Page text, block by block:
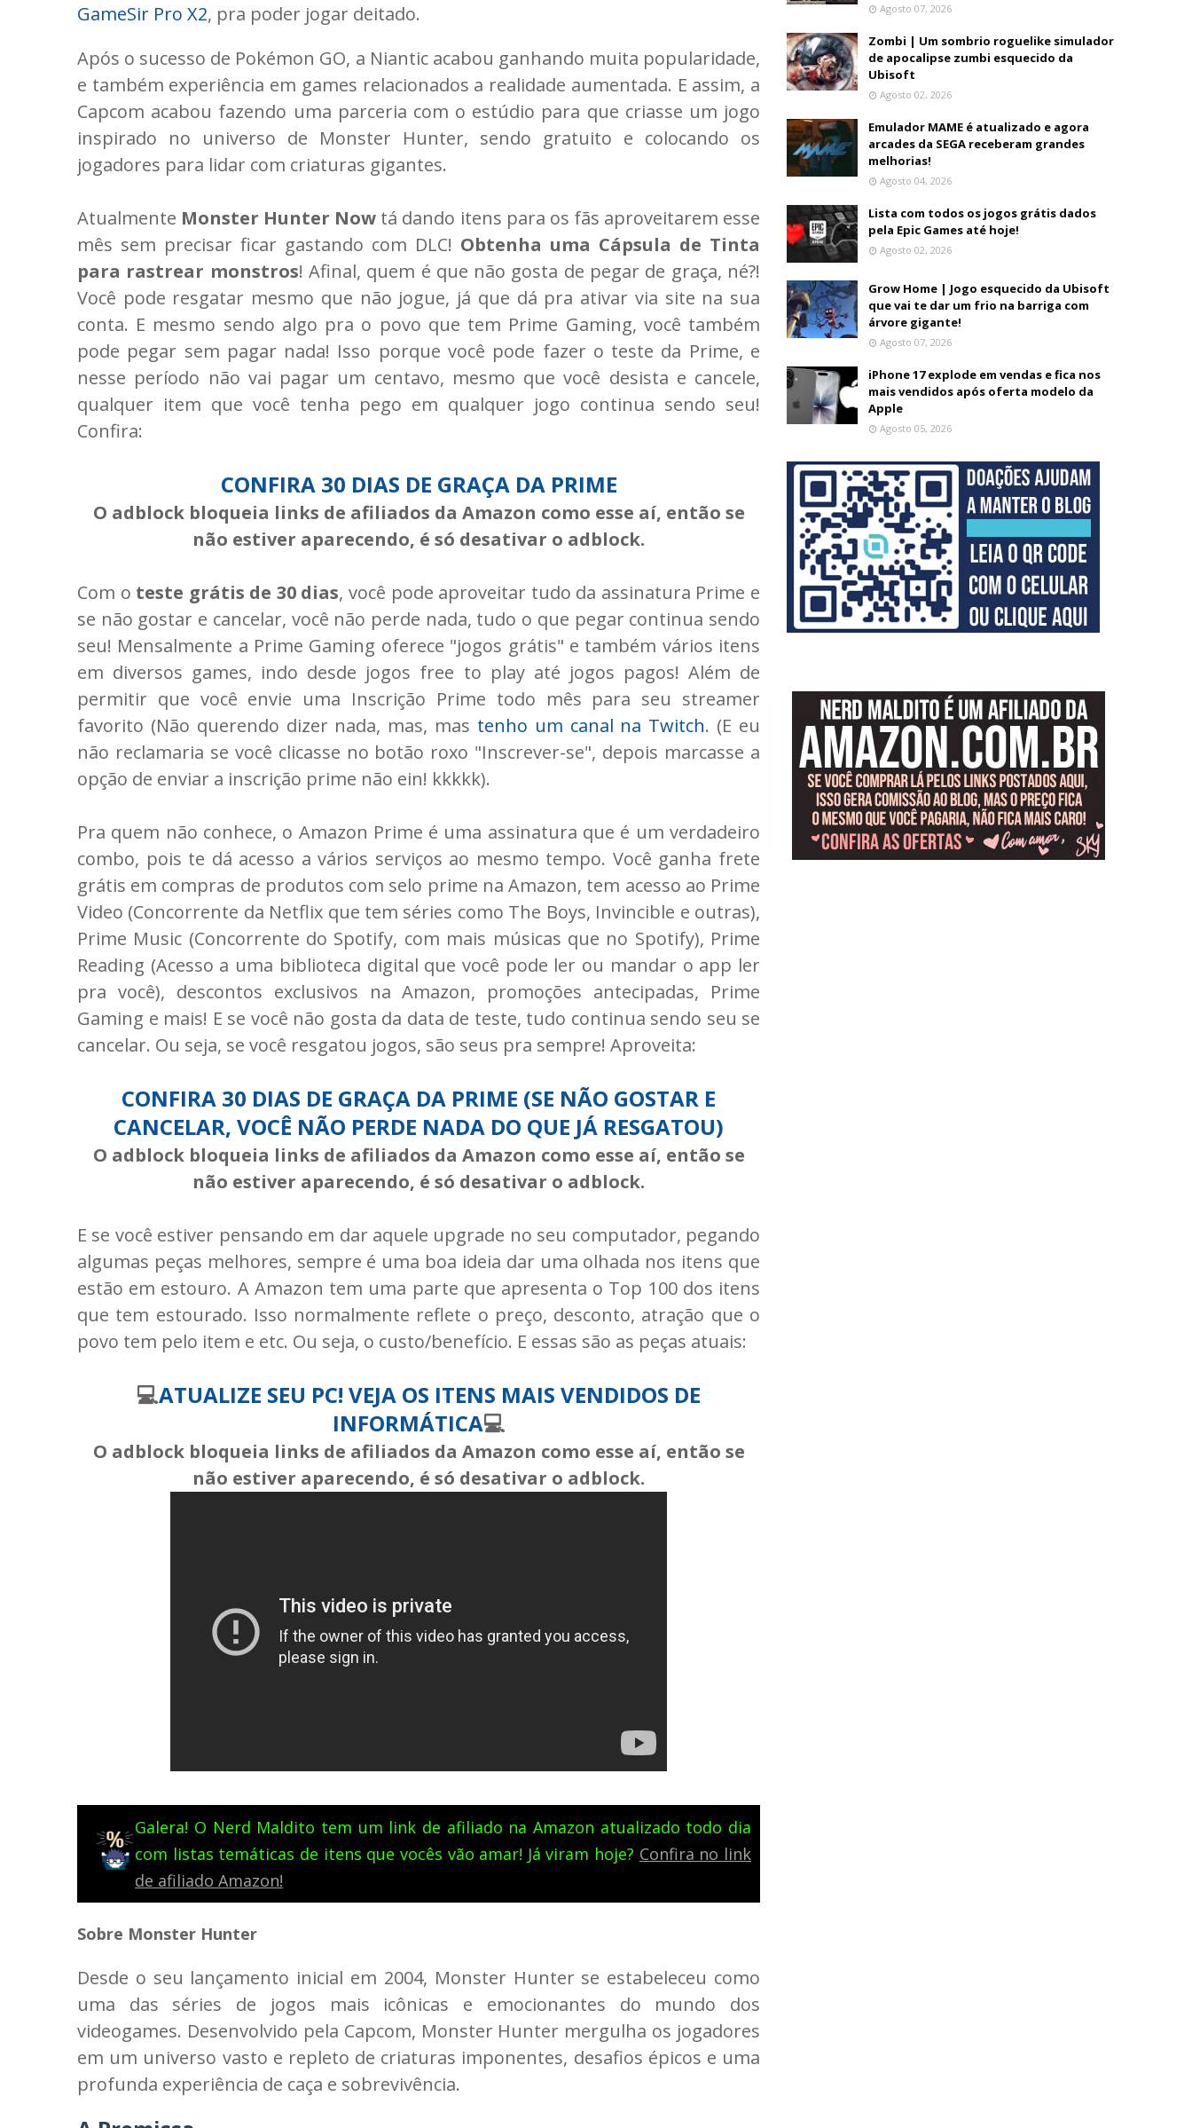
GameSir Pro X2, pra poder jogar deitado.
Após o sucesso de Pokémon GO, a Niantic acabou ganhando muita popularidade,
e também experiência em games relacionados a realidade aumentada. E assim, a
Capcom acabou fazendo uma parceria com o estúdio para que criasse um jogo
inspirado no universo de Monster Hunter, sendo gratuito e colocando os
jogadores para lidar com criaturas gigantes.
Atualmente Monster Hunter Now tá dando itens para os fãs aproveitarem esse
mês sem precisar ficar gastando com DLC! Obtenha uma Cápsula de Tinta
para rastrear monstros! Afinal, quem é que não gosta de pegar de graça, né?!
Você pode resgatar mesmo que não jogue, já que dá pra ativar via site na sua
conta. E mesmo sendo algo pra o povo que tem Prime Gaming, você também
pode pegar sem pagar nada! Isso porque você pode fazer o teste da Prime, e
nesse período não vai pagar um centavo, mesmo que você desista e cancele,
qualquer item que você tenha pego em qualquer jogo continua sendo seu!
Confira:
CONFIRA 30 DIAS DE GRAÇA DA PRIME
O adblock bloqueia links de afiliados da Amazon como esse aí, então se
não estiver aparecendo, é só desativar o adblock.
Com o teste grátis de 30 dias, você pode aproveitar tudo da assinatura Prime e
se não gostar e cancelar, você não perde nada, tudo o que pegar continua sendo
seu! Mensalmente a Prime Gaming oferece "jogos grátis" e também vários itens
em diversos games, indo desde jogos free to play até jogos pagos! Além de
permitir que você envie uma Inscrição Prime todo mês para seu streamer
favorito (Não querendo dizer nada, mas, mas tenho um canal na Twitch. (E eu
não reclamaria se você clicasse no botão roxo "Inscrever-se", depois marcasse a
opção de enviar a inscrição prime não ein! kkkkk).
Pra quem não conhece, o Amazon Prime é uma assinatura que é um verdadeiro
combo, pois te dá acesso a vários serviços ao mesmo tempo. Você ganha frete
grátis em compras de produtos com selo prime na Amazon, tem acesso ao Prime
Video (Concorrente da Netflix que tem séries como The Boys, Invincible e outras),
Prime Music (Concorrente do Spotify, com mais músicas que no Spotify), Prime
Reading (Acesso a uma biblioteca digital que você pode ler ou mandar o app ler
pra você), descontos exclusivos na Amazon, promoções antecipadas, Prime
Gaming e mais! E se você não gosta da data de teste, tudo continua sendo seu se
cancelar. Ou seja, se você resgatou jogos, são seus pra sempre! Aproveita:
CONFIRA 30 DIAS DE GRAÇA DA PRIME (SE NÃO GOSTAR E
CANCELAR, VOCÊ NÃO PERDE NADA DO QUE JÁ RESGATOU)
O adblock bloqueia links de afiliados da Amazon como esse aí, então se
não estiver aparecendo, é só desativar o adblock.
E se você estiver pensando em dar aquele upgrade no seu computador, pegando
algumas peças melhores, sempre é uma boa ideia dar uma olhada nos itens que
estão em estouro. A Amazon tem uma parte que apresenta o Top 100 dos itens
que tem estourado. Isso normalmente reflete o preço, desconto, atração que o
povo tem pelo item e etc. Ou seja, o custo/benefício. E essas são as peças atuais:
💻ATUALIZE SEU PC! VEJA OS ITENS MAIS VENDIDOS DE
INFORMÁTICA💻
O adblock bloqueia links de afiliados da Amazon como esse aí, então se
não estiver aparecendo, é só desativar o adblock.
Galera! O Nerd Maldito tem um link de afiliado na Amazon atualizado todo dia
com listas temáticas de itens que vocês vão amar! Já viram hoje? Confira no link
de afiliado Amazon!
Sobre Monster Hunter
Desde o seu lançamento inicial em 2004, Monster Hunter se estabeleceu como
uma das séries de jogos mais icônicas e emocionantes do mundo dos
videogames. Desenvolvido pela Capcom, Monster Hunter mergulha os jogadores
em um universo vasto e repleto de criaturas imponentes, desafios épicos e uma
profunda experiência de caça e sobrevivência.
Agosto 07, 2026
Zombi | Um sombrio roguelike simulador
de apocalipse zumbi esquecido da
Ubisoft
Agosto 02, 2026
Emulador MAME é atualizado e agora
arcades da SEGA receberam grandes
melhorias!
Agosto 04, 2026
Lista com todos os jogos grátis dados
pela Epic Games até hoje!
Agosto 02, 2026
Grow Home | Jogo esquecido da Ubisoft
que vai te dar um frio na barriga com
árvore gigante!
Agosto 07, 2026
iPhone 17 explode em vendas e fica nos
mais vendidos após oferta modelo da
Apple
Agosto 05, 2026